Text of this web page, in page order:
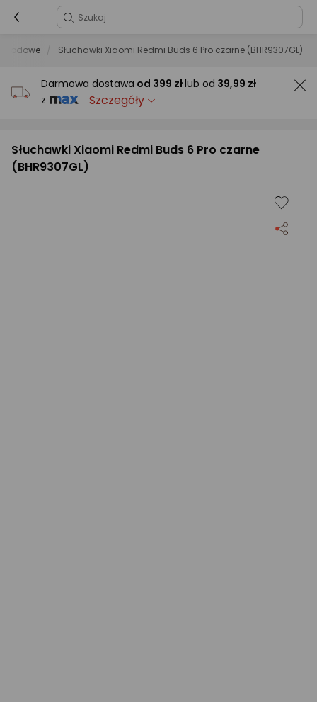
Słuchawki Xiaomi Redmi Buds 6 Pro czarne (BHR9307GL)
Darmowa dostawa od 399 złlub od 39,99 zł
z
Szczegóły
Słuchawki Xiaomi Redmi Buds 6 Pro czarne
(BHR9307GL)